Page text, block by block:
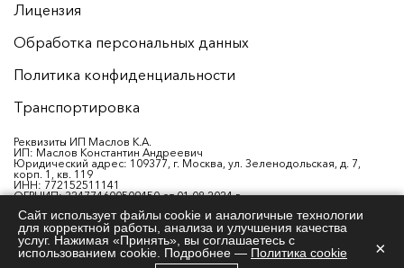
Лицензия
Обработка персональных данных
Политика конфиденциальности
Транспортировка
Реквизиты ИП Маслов К.А.
ИП: Маслов Константин Андреевич
Юридический адрес: 109377, г. Москва, ул. Зеленодольская, д. 7,
корп. 1, кв. 119
ИНН: 772152511141
ОГРНИП: 324774600509450 от 01.08.2024 г.
Банк: ФИЛИАЛ «РОСТОВСКИЙ» АО «АЛЬФА-БАНК»
БИК: 046015207
К/с: 30101810500000000207 в ОТДЕЛЕНИЕ РОСТОВ-НА-ДОНУ БАНКА
РОССИИ
Сайт использует файлы cookie и аналогичные технологии
для корректной работы, анализа и улучшения качества
услуг. Нажимая «Принять», вы соглашаетесь с
использованием cookie. Подробнее — Политика cookie ×